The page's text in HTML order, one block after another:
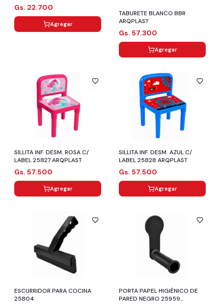
Gs. 22.700
Agregar
TABURETE BLANCO BBR
ARQPLAST
Gs. 57.300
Agregar
SILLITA INF. DESM. ROSA C/
LABEL 25827 ARQPLAST
Gs. 57.500
Agregar
SILLITA INF. DESM. AZUL C/
LABEL 25828 ARQPLAST
Gs. 57.500
Agregar
ESCURRIDOR PARA COCINA
25804
PORTA PAPEL HIGIÉNICO DE
PARED NEGRO 25959